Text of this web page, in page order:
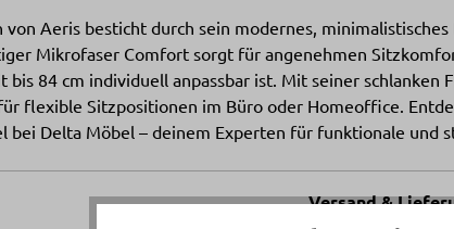
von Aeris besticht durch sein modernes,
Mikrofaser Comfort sorgt für angenehmen
bis 84 cm individuell anpassbar ist. Mit seiner schlanken
flexible Sitzpositionen im Büro oder Homeoffice.
bei Delta Möbel – deinem Experten für funktionale und
Versand &